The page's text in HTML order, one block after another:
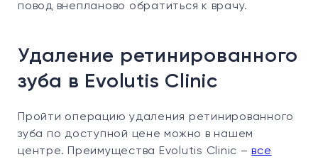
повод внепланово обратиться к врачу.
Удаление ретинированного
зуба в Evolutis Clinic
Пройти операцию удаления ретинированного
зуба по доступной цене можно в нашем
центре. Преимущества Evolutis Clinic –все